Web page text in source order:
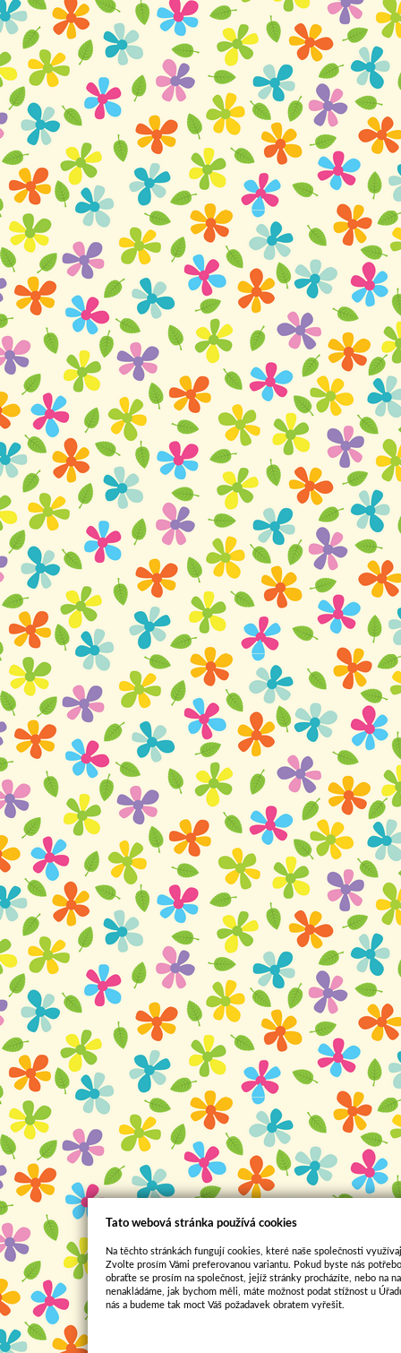
Tato webová stránka používá cookies
Na těchto stránkách fungují cookies, které naše společnosti
Zvolte prosím Vámi preferovanou variantu. Pokud byste nás
obraťte se prosím na společnost, jejíž stránky procházíte, nebo na
nenakládáme, jak bychom měli, máte možnost podat stížnost u
nás a budeme tak moct Váš požadavek obratem vyřešit.